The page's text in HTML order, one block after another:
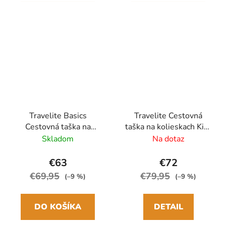
Travelite Basics
Cestovná taška na
kolieskach M 70 cm
Skladom
€63
€69,95 (–9 %)
DO KOŠÍKA
Travelite Cestovná
taška na kolieskach Kick
Off XL Čierna Antracit
Na dotaz
€72
€79,95 (–9 %)
DETAIL